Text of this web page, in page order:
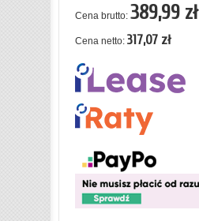
Cena brutto: 389,99 zł
Cena netto: 317,07 zł